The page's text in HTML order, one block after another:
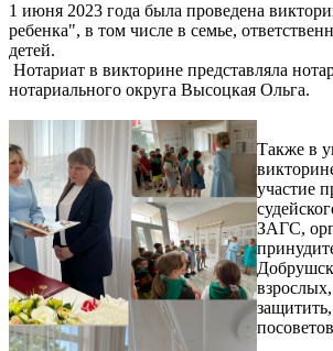
1 июня 2023 года была проведена
ребенка", в том числе в семье,
детей.
Нотариат в викторине представляла
нотариального округа Высоцкая Ольга.
Также в
участие
ЗАГС,
защитить,